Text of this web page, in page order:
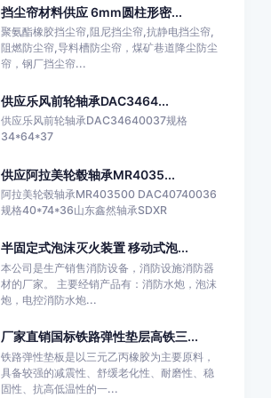
挡尘帘材料供应 6mm圆柱形密...
聚氨酯橡胶挡尘帘,阻尼挡尘帘,抗静电挡尘帘,
阻燃防尘帘,导料槽防尘帘，煤矿巷道降尘防尘
帘，钢厂挡尘帘...
供应乐风前轮轴承DAC3464...
供应乐风前轮轴承DAC34640037规格
34*64*37
供应阿拉美轮毂轴承MR4035...
阿拉美轮毂轴承MR403500 DAC40740036
规格40*74*36山东鑫然轴承SDXR
半固定式泡沫灭火装置 移动式泡...
本公司是生产销售消防设备，消防设施消防器
材的厂家。 主要经销产品有：消防水炮，泡沫
炮，电控消防水炮...
厂家直销国标铁路弹性垫层高铁三...
铁路弹性垫板是以三元乙丙橡胶为主要原料，
具备较强的减震性、舒缓老化性、耐磨性、稳
固性、抗高低温性的一...